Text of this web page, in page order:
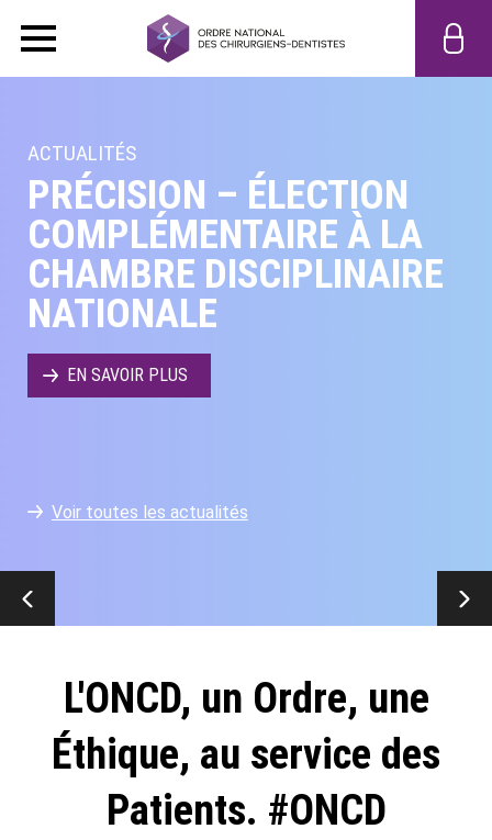
ACTUALITÉS
PRÉCISION – ÉLECTION
COMPLÉMENTAIRE À LA
CHAMBRE DISCIPLINAIRE
NATIONALE
EN SAVOIR PLUS
Voir toutes les actualités
L'ONCD, un Ordre, une
Éthique, au service des
Patients. #ONCD